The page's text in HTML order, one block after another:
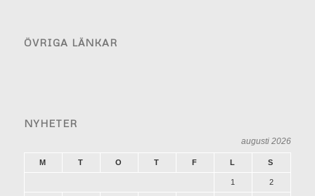
ÖVRIGA LÄNKAR
NYHETER
augusti 2026
M T O T F L S
1 2